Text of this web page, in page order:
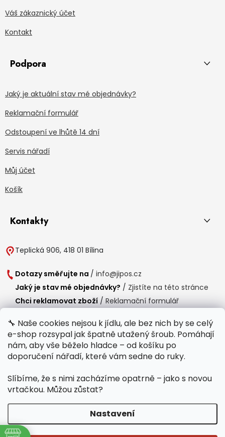
🔧 Naše cookies nejsou k jídlu, ale bez nich by se celý
e-shop rozsypal jak špatně utažený šroub. Pomáhají
nám, aby vše běželo hladce – od košíku po
doporučení nářadí, které vám sedne do ruky.
Slíbíme, že s nimi zacházíme opatrně – jako s novou
vrtačkou. Můžou zůstat?
Nastavení
Váš zákaznický účet
Kontakt
Podpora
Jaký je aktuální stav mé objednávky?
Reklamační formulář
Odstoupení ve lhůtě 14 dní
Servis nářadí
Můj účet
Košík
Kontakty
Teplická 906, 418 01 Bílina
Dotazy směřujte na / info@jipos.cz
Jaký je stav mé objednávky? / Zjistíte na této stránce
Chci reklamovat zboží / Reklamační formulář
Provozní doba
Po-Čt /
8:00 - 15:00
Polední přestávka /11:00 - 11:30
Copyright 2026Jipos.cz. Všechna práva vyhrazena.Upravit nastavení